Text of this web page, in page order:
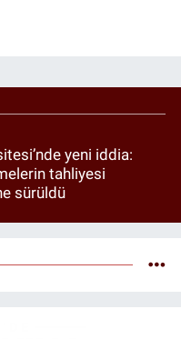
yeni iddia:
tahliyesi
sürüldü